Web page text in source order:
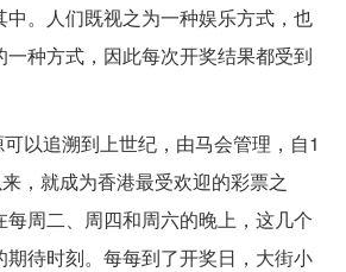
。人们既视之为一种娱乐方式，也
种方式，因此每次开奖结果都受到
追溯到上世纪，由马会管理，自1
，就成为香港最受欢迎的彩票之
周二、周四和周六的晚上，这几个
待时刻。每每到了开奖日，大街小